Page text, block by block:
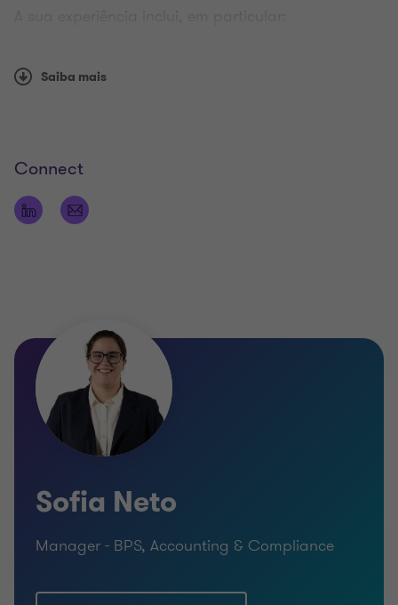
fiscais;
Reporting financeiro;
Acompanhamento operacional e financeiro de
clientes;
funções na área da contabilidade em entidades do
setor público.
É licenciada em Gestão pela Católica Porto
Business School e possui duas pós-graduações pelo
ISEG, nas áreas de Finanças e Controlo de Gestão.
Saiba mais
Connect
Sofia Neto
Manager - BPS, Accounting & Compliance